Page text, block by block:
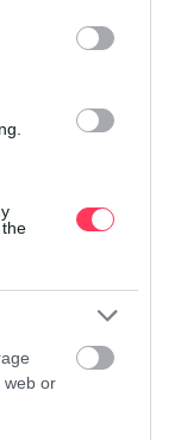
web or
ανάδειξη
αρχιτέκτονες
σας βάσει
όπως
(Facebook,
Media